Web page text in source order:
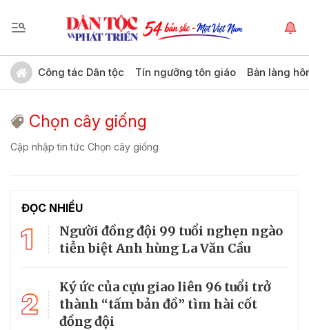
Công tác Dân tộc Tín ngưỡng tôn giáo Bản làng
Chọn cây giống
Cập nhập tin tức Chọn cây giống
ĐỌC NHIỀU
1
Người đồng đội 99 tuổi nghẹn ngào
tiễn biệt Anh hùng La Văn Cầu
2
Ký ức của cựu giao liên 96 tuổi trở
thành “tấm bản đồ” tìm hài cốt
đồng đội